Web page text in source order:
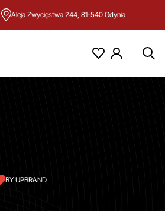
Aleja Zwycięstwa 244, 81-540 Gdynia
BY UPBRAND